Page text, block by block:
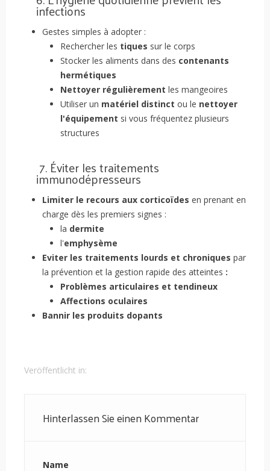
infections
Gestes simples à adopter :
Rechercher les tiques sur le corps
Stocker les aliments dans des contenants
hermétiques
Nettoyer régulièrement les mangeoires
Utiliser un matériel distinct ou le nettoyer
l'équipement si vous fréquentez plusieurs
structures
7. Éviter les traitements
immunodépresseurs
Limiter le recours aux corticoïdes en prenant en
charge dès les premiers signes :
la dermite
l'emphysème
Eviter les traitements lourds et chroniques par
la prévention et la gestion rapide des atteintes :
Problèmes articulaires et tendineux
Affections oculaires
Bannir les produits dopants
Veröffentlicht in:
Hinterlassen Sie einen Kommentar
Name